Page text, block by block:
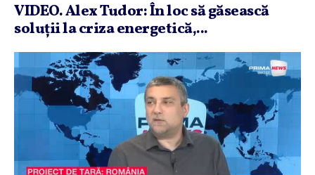
VIDEO. Alex Tudor: În loc să găsească
soluţii la criza energetică,...